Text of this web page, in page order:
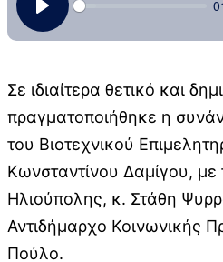
Σε ιδιαίτερα θετικό και
πραγματοποιήθηκε η
του Βιοτεχνικού
Κωνσταντίνου Δαμίγου,
Ηλιούπολης, κ. Στάθη
Αντιδήμαρχο Κοινωνικής
Πούλο.